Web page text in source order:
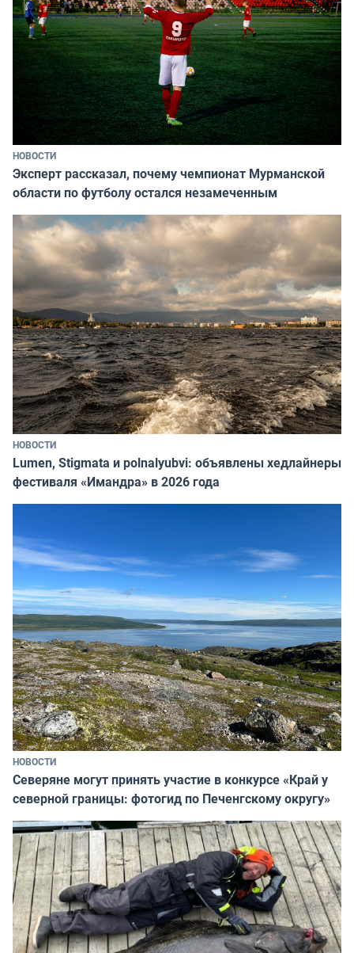
НОВОСТИ
Эксперт рассказал, почему чемпионат Мурманской
области по футболу остался незамеченным
НОВОСТИ
Lumen, Stigmata и polnalyubvi: объявлены хедлайнеры
фестиваля «Имандра» в 2026 года
НОВОСТИ
Северяне могут принять участие в конкурсе «Край у
северной границы: фотогид по Печенгскому округу»